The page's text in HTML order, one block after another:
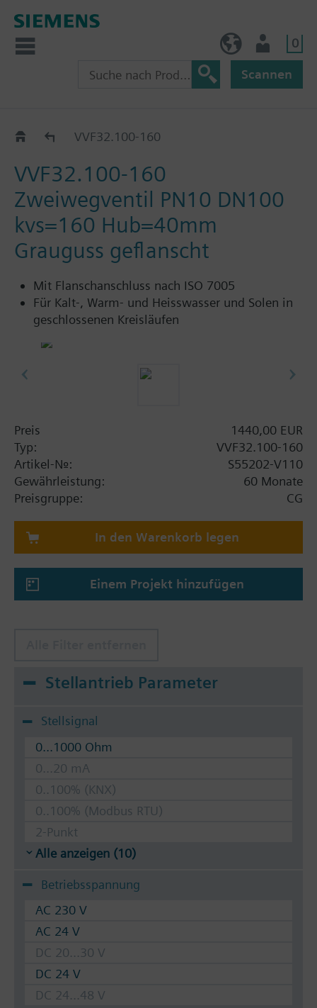
0
Scannen
VVF32..VVF32.100-160
VVF32.100-160
Zweiwegventil PN10 DN100
kvs=160 Hub=40mm
Grauguss geflanscht
Mit Flanschanschluss nach ISO 7005
Für Kalt-, Warm- und Heisswasser und Solen in
geschlossenen Kreisläufen
Preis
1440,00 EUR
Typ:
VVF32.100-160
Artikel-Nr.:
S55202-V110
Gewährleistung:
60 Monate
Preisgruppe:
CG
In den Warenkorb legen
Einem Projekt hinzufügen
Stellantrieb Parameter
Stellsignal
0...1000 Ohm
0...20 mA
0..100% (KNX)
0..100% (Modbus RTU)
2-Punkt
Alle anzeigen (10)
Betriebsspannung
AC 230 V
AC 24 V
DC 20...30 V
DC 24 V
DC 24...48 V